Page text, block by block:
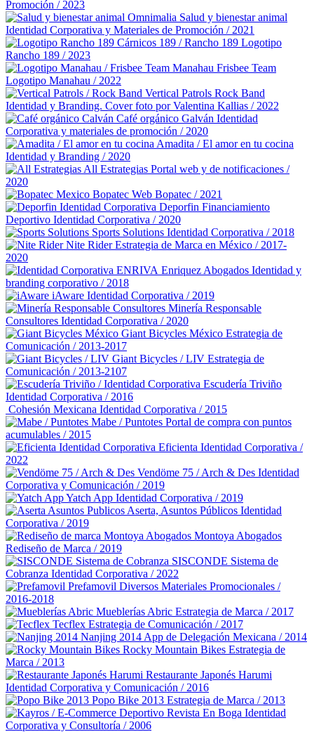
Promoción / 2023
Omnimalia Salud y bienestar animal
Identidad Corporativa y Materiales de Promoción / 2021
Cárnicos 189 / Rancho 189 Logotipo
Rancho 189 / 2023
Manahau Frisbee Team
Logotipo Manahau / 2022
Vertical Patrols Rock Band
Identidad y Branding. Cover foto por Valentina Kallias / 2022
Café orgánico Galván Identidad
Corporativa y materiales de promoción / 2020
Amadita / El amor en tu cocina
Identidad y Branding / 2020
All Estrategias Portal web y de notificaciones /
2020
Bopatec Web Bopatec / 2021
Deporfin Financiamiento
Deportivo Identidad Corporativa / 2020
Sports Solutions Identidad Corporativa / 2018
Nite Rider Estrategia de Marca en México / 2017-
2020
Enriquez Abogados Identidad y
branding corporativo / 2018
iAware Identidad Corporativa / 2019
Minería Responsable
Consultores Identidad Corporativa / 2020
Giant Bicycles México Estrategia de
Comunicación / 2013-2017
Giant Bicycles / LIV Estrategia de
Comunicación / 2013-2107
Escudería Triviño
Identidad Corporativa / 2016
Cohesión Mexicana Identidad Corporativa / 2015
Mabe / Puntotes Portal de compra con puntos
acumulables / 2015
Eficienta Identidad Corporativa /
2022
Vendöme 75 / Arch & Des Identidad
Corporativa y Comunicación / 2019
Yatch App Identidad Corporativa / 2019
Aserta, Asuntos Públicos Identidad
Corporativa / 2019
Montoya Abogados
Rediseño de Marca / 2019
SISCONDE Sistema de
Cobranza Identidad Corporativa / 2022
Prefamovil Diversos Materiales Promocionales /
2016-2018
Mueblerías Abric Estrategia de Marca / 2017
Tecflex Estrategia de Comunicación / 2017
Nanjing 2014 App de Delegación Mexicana / 2014
Rocky Mountain Bikes Estrategia de
Marca / 2013
Restaurante Japonés Harumi
Identidad Corporativa y Comunicación / 2016
Popo Bike 2013 Estrategia de Marca / 2013
Revista En Boga Identidad
Corporativa y Consultoría / 2006